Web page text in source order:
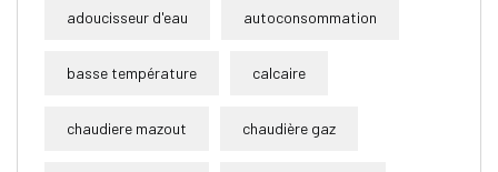
adoucisseur d'eau autoconsommation
basse température calcaire
chaudiere mazout chaudière gaz